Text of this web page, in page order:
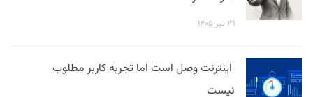
۳۱ تیر ۱۴۰۵
اینترنت وصل است اما تجربه کاربر مطلوب
نیست